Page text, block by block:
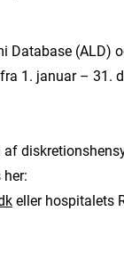
Database (ALD)
1. januar – 31.
eller hospitalets